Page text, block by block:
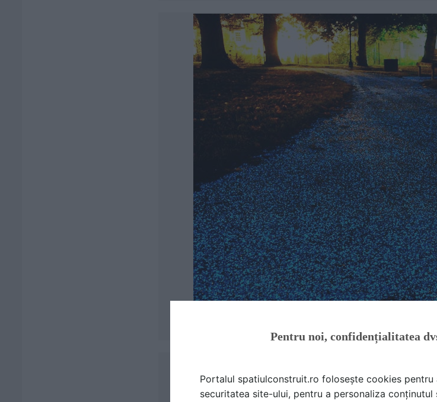
Pentru noi, confidențialitatea
Portalul spatiulconstruit.ro folosește cookies
securitatea site-ului, pentru a personaliza